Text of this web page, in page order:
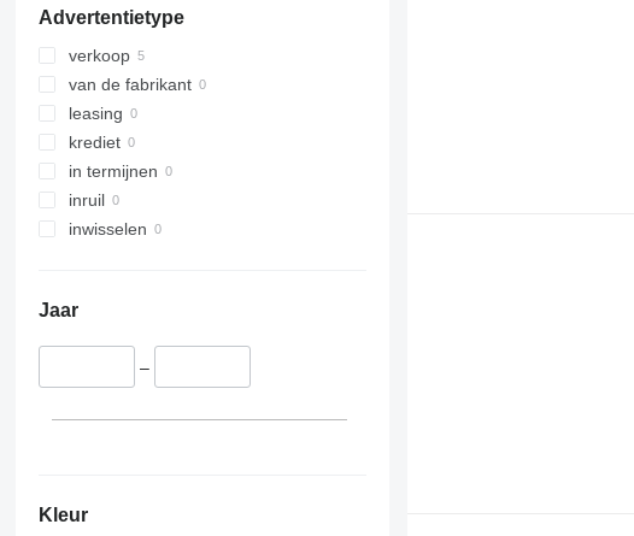
Advertentietype
verkoop
van de fabrikant
leasing
krediet
in termijnen
inruil
inwisselen
Jaar
–
Kleur